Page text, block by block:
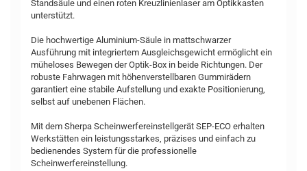
Standsäule und einen roten Kreuzlinienlaser am Optikkasten
unterstützt.
Die hochwertige Aluminium-Säule in mattschwarzer
Ausführung mit integriertem Ausgleichsgewicht ermöglicht ein
müheloses Bewegen der Optik-Box in beide Richtungen. Der
robuste Fahrwagen mit höhenverstellbaren Gummirädern
garantiert eine stabile Aufstellung und exakte Positionierung,
selbst auf unebenen Flächen.
Mit dem Sherpa Scheinwerfereinstellgerät SEP-ECO erhalten
Werkstätten ein leistungsstarkes, präzises und einfach zu
bedienendes System für die professionelle
Scheinwerfereinstellung.